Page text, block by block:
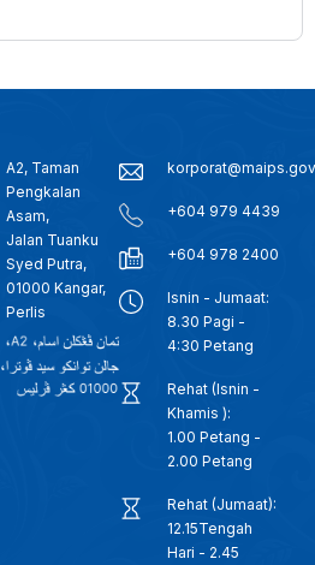
A2, Taman
Pengkalan
Asam,
Jalan Tuanku
Syed Putra,
01000 Kangar,
Perlis
+604 979 4439
+604 978 2400
Isnin - Jumaat:
8.30 Pagi -
4:30 Petang
Rehat (Isnin -
Khamis ):
1.00 Petang -
2.00 Petang
Rehat (Jumaat):
12.15Tengah
Hari - 2.45